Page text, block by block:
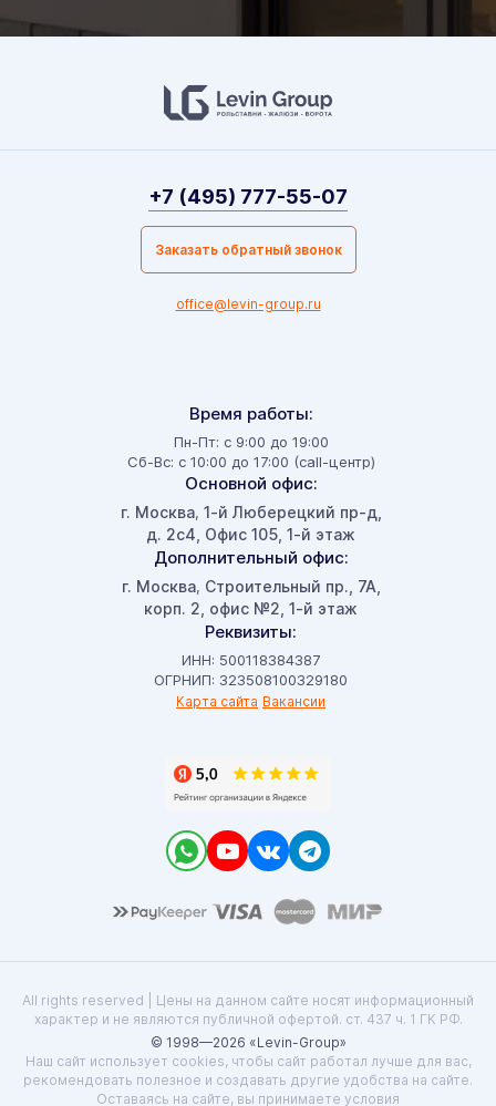
Время работы:
Пн-Пт: с 9:00 до 19:00
Сб-Вс: с 10:00 до 17:00 (call-центр)
Основной офис:
г. Москва, 1-й Люберецкий пр-д,
д. 2с4, Офис 105, 1-й этаж
Дополнительный офис:
г. Москва, Строительный пр., 7А,
корп. 2, офис №2, 1-й этаж
Реквизиты:
ИНН: 500118384387
ОГРНИП: 323508100329180
Карта сайта Вакансии
+7 (495) 777-55-07
Заказать обратный звонок
office@levin-group.ru
All rights reserved | Цены на данном сайте носят информационный
характер и не являются публичной офертой. ст. 437 ч. 1 ГК РФ.
© 1998—2026 «Levin-Group»
Наш сайт использует cookies, чтобы сайт работал лучше для вас,
рекомендовать полезное и создавать другие удобства на сайте.
Оставаясь на сайте, вы принимаете условия